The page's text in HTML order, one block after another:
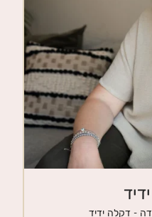
- דקלה ידיד